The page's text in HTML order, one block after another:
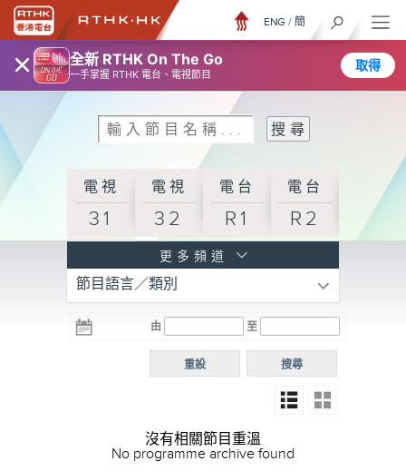
× 全新 RTHK On The Go
一手掌握 RTHK 電台、電視節目
取得
ENG / 簡
電視
31
電視
32
電台
R1
電台
R2
R3
電台 電台
R5
電台
普通
更多頻道
節目語言／類別
由 至
搜尋
重設
沒有相關節目重溫
No programme archive found